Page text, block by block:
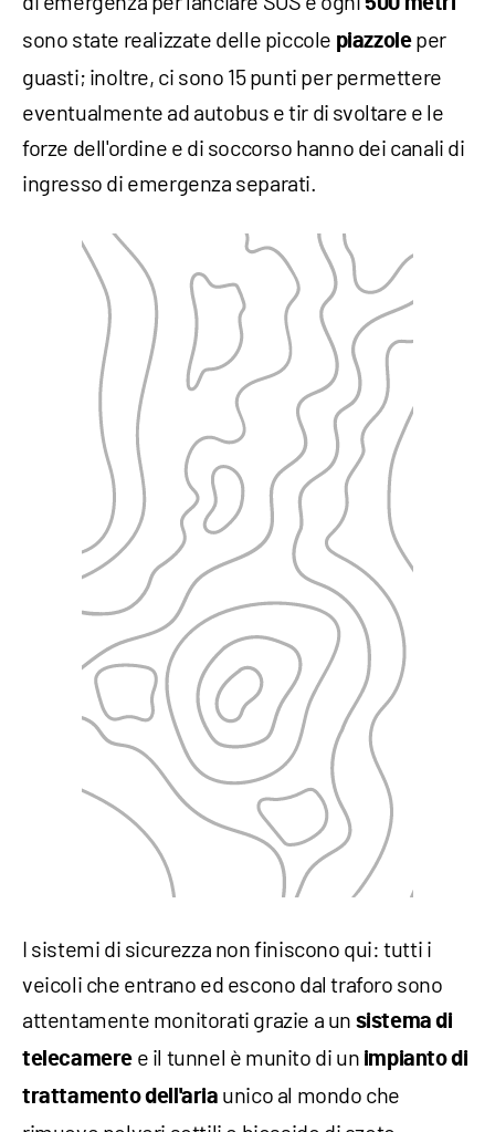
sono state realizzate delle piccole piazzoleper
guasti; inoltre, ci sono 15 punti per permettere
eventualmente ad autobus e tir di svoltare e le
forze dell'ordine e di soccorso hanno dei canali di
ingresso di emergenza separati.
I sistemi di sicurezza non finiscono qui: tutti i
veicoli che entrano ed escono dal traforo sono
attentamente monitorati grazie a un sistema di
telecamere e il tunnel è munito di un impianto di
trattamento dell'aria unico al mondo che